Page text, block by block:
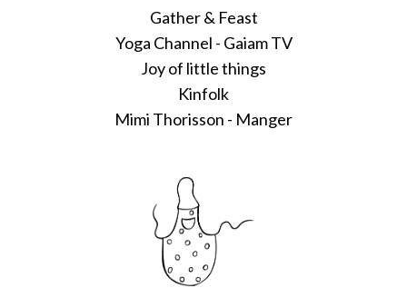
Gather & Feast
Yoga Channel - Gaiam TV
Joy of little things
Kinfolk
Mimi Thorisson - Manger